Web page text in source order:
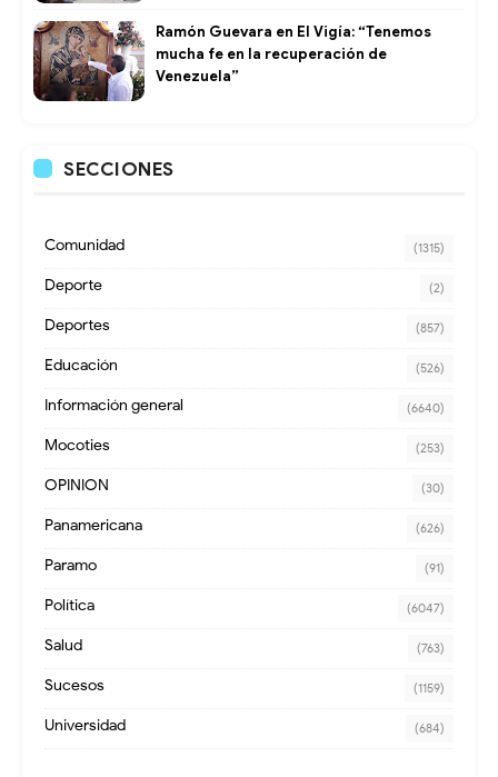
Ramón Guevara en El Vigía: “Tenemos
mucha fe en la recuperación de
Venezuela”
SECCIONES
Comunidad (1315)
Deporte (2)
Deportes (857)
Educación (526)
Información general (6640)
Mocoties (253)
OPINION (30)
Panamericana (626)
Paramo (91)
Política (6047)
Salud (763)
Sucesos (1159)
Universidad (684)